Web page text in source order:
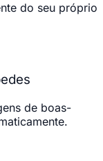
do seu próprio
de boas-